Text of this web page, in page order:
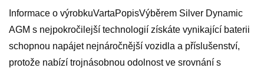
Informace o výrobkuVartaPopisVýběrem Silver Dynamic
AGM s nejpokročilejší technologií získáte vynikající baterii
schopnou napájet nejnáročnější vozidla a příslušenství,
protože nabízí trojnásobnou odolnost ve srovnání s